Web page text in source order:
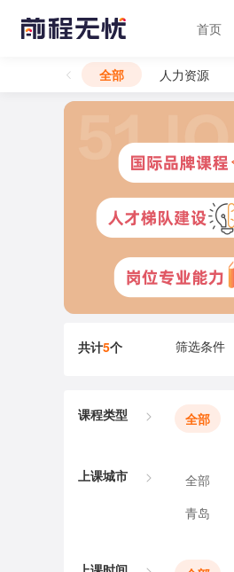
首页
全部 人力资源
共计5个 筛选条件
课程类型 全部
上课城市 全部
青岛